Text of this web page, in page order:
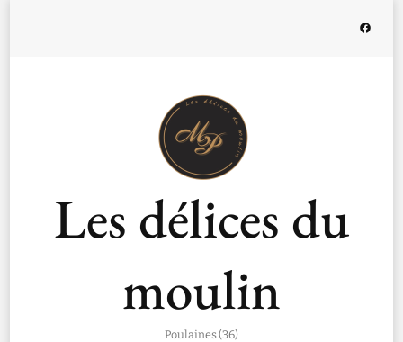
Les délices du
moulin
Poulaines (36)